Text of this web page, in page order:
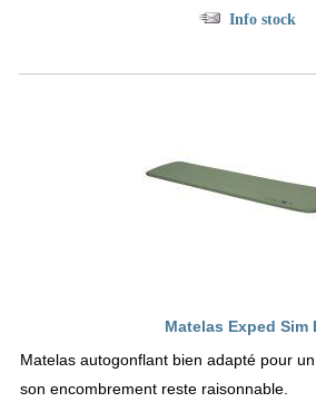
Info stock
Matelas Exped Sim
Matelas autogonflant bien adapté pour
son encombrement reste raisonnable.